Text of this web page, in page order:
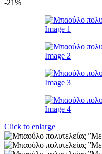
-21%
Click to enlarge